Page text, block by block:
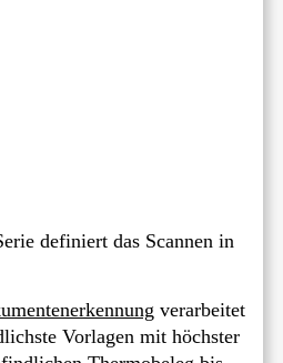
definiert das Scannen in
verarbeitet
Vorlagen mit höchster